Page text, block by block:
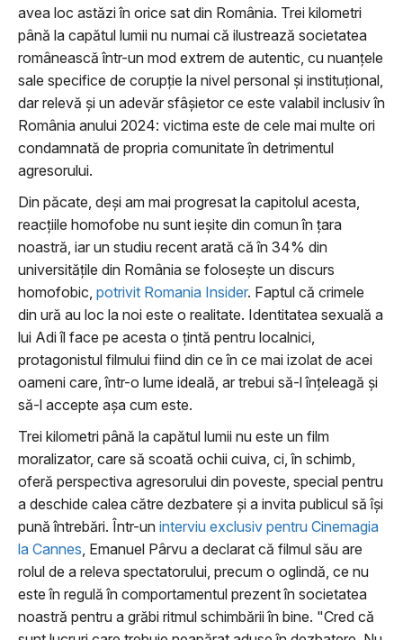
avea loc astăzi în orice sat din România. Trei kilometri
până la capătul lumii nu numai că ilustrează societatea
românească într-un mod extrem de autentic, cu nuanțele
sale specifice de corupție la nivel personal și instituțional,
dar relevă și un adevăr sfâșietor ce este valabil inclusiv în
România anului 2024: victima este de cele mai multe ori
condamnată de propria comunitate în detrimentul
agresorului.
Din păcate, deși am mai progresat la capitolul acesta,
reacțiile homofobe nu sunt ieșite din comun în țara
noastră, iar un studiu recent arată că în 34% din
universitățile din România se folosește un discurs
homofobic, potrivit Romania Insider. Faptul că crimele
din ură au loc la noi este o realitate. Identitatea sexuală a
lui Adi îl face pe acesta o țintă pentru localnici,
protagonistul filmului fiind din ce în ce mai izolat de acei
oameni care, într-o lume ideală, ar trebui să-l înțeleagă și
să-l accepte așa cum este.
Trei kilometri până la capătul lumii nu este un film
moralizator, care să scoată ochii cuiva, ci, în schimb,
oferă perspectiva agresorului din poveste, special pentru
a deschide calea către dezbatere și a invita publicul să își
pună întrebări. Într-un interviu exclusiv pentru Cinemagia
la Cannes, Emanuel Pârvu a declarat că filmul său are
rolul de a releva spectatorului, precum o oglindă, ce nu
este în regulă în comportamentul prezent în societatea
noastră pentru a grăbi ritmul schimbării în bine. "Cred că